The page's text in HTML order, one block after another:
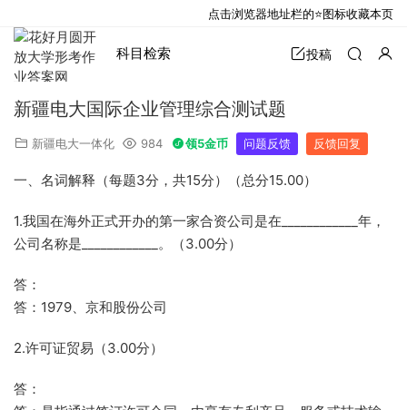
科目检索 投稿
新疆电大国际企业管理综合测试题
新疆电大一体化 984 领5金币 问题反馈 反馈回复
一、名词解释（每题3分，共15分）（总分15.00）
1.我国在海外正式开办的第一家合资公司是在____________年，
公司名称是____________。（3.00分）
答：
答：1979、京和股份公司
2.许可证贸易（3.00分）
答：
点击浏览器地址栏的⭐图标收藏本页